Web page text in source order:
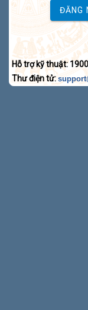
ĐĂNG
Hỗ trợ kỹ thuật:
Thư điện tử: